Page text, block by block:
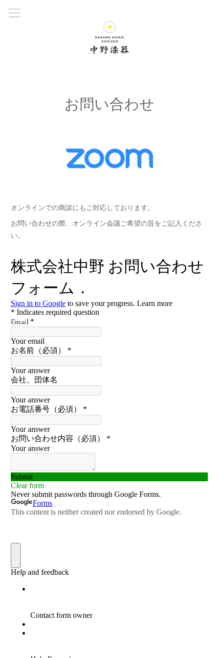
お問い合わせ
オンラインでの商談にもご対応しております。
お問い合わせの際、オンライン会議ご希望の旨をご記入くださ
い。